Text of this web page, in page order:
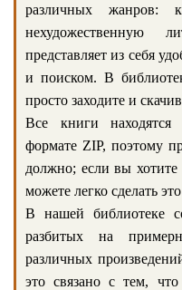
различных жанров:
нехудожественную
представляет из себя
и поиском. В
просто заходите и
Все книги
формате ZIP, поэтому
должно; если вы
можете легко сделать
В нашей библиотеке
разбитых на
различных
это связано с тем,